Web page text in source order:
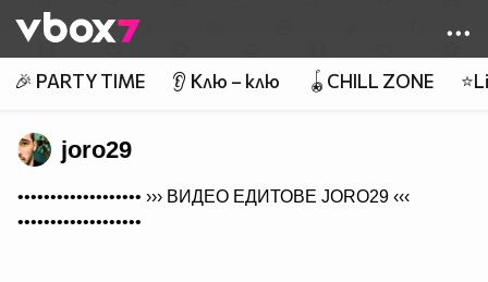
👾
🎉 PARTY TIME 👂 Клю – клю 🪀CHILL ZONE
joro29
••••••••••••••••••• ››› ВИДЕО ЕДИТОВЕ JORO29 ‹‹‹
•••••••••••••••••••